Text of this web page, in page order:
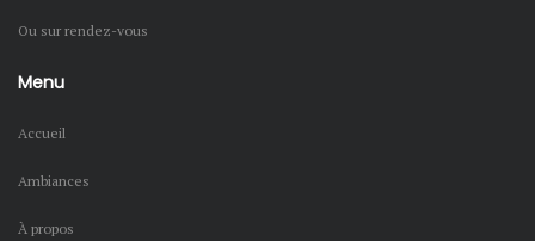
Ou sur rendez-vous
Menu
Accueil
Ambiances
À propos